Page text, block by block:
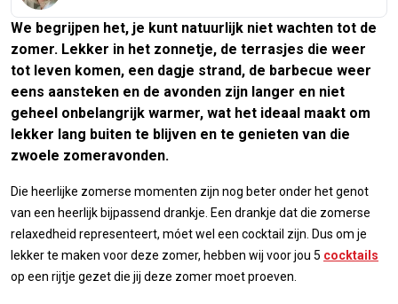
We begrijpen het, je kunt natuurlijk niet wachten tot de
zomer. Lekker in het zonnetje, de terrasjes die weer
tot leven komen, een dagje strand, de barbecue weer
eens aansteken en de avonden zijn langer en niet
geheel onbelangrijk warmer, wat het ideaal maakt om
lekker lang buiten te blijven en te genieten van die
zwoele zomeravonden.
Die heerlijke zomerse momenten zijn nog beter onder het genot
van een heerlijk bijpassend drankje. Een drankje dat die zomerse
relaxedheid representeert, móet wel een cocktail zijn. Dus om je
lekker te maken voor deze zomer, hebben wij voor jou 5 cocktails
op een rijtje gezet die jij deze zomer moet proeven.